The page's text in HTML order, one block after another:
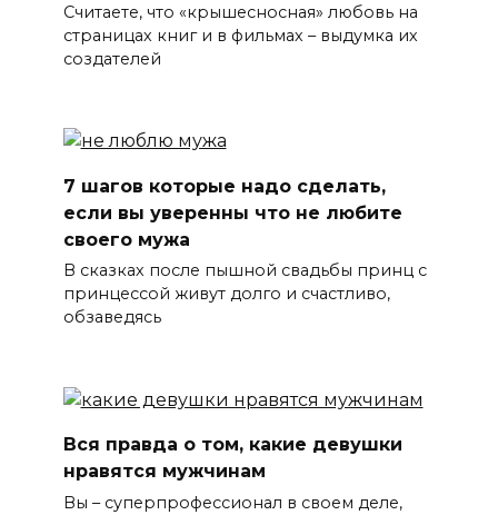
Считаете, что «крышесносная» любовь на
страницах книг и в фильмах – выдумка их
создателей
7 шагов которые надо сделать,
если вы уверенны что не любите
своего мужа
В сказках после пышной свадьбы принц с
принцессой живут долго и счастливо,
обзаведясь
Вся правда о том, какие девушки
нравятся мужчинам
Вы – суперпрофессионал в своем деле,